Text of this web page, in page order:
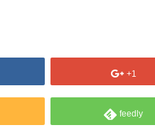
+1
feedly